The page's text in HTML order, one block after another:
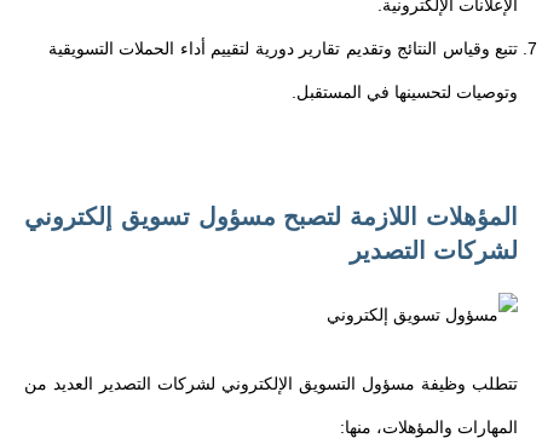
الإعلانات الإلكترونية.
تتبع وقياس النتائج وتقديم تقارير دورية لتقييم أداء الحملات التسويقية
وتوصيات لتحسينها في المستقبل.
المؤهلات اللازمة لتصبح مسؤول تسويق إلكتروني
لشركات التصدير
تتطلب وظيفة مسؤول التسويق الإلكتروني لشركات التصدير العديد من
المهارات والمؤهلات، منها: